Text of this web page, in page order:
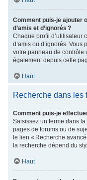
Comment puis-je ajouter
d’amis et d’ignorés ?
Chaque profil d’utilisateur
d’amis ou d’ignorés.
votre panneau de contrôle
également depuis cette
Haut
Recherche dans les
Comment puis-je
Saisissez un terme dans
pages de forums ou de
le lien « Recherche
la recherche dépend du
Haut